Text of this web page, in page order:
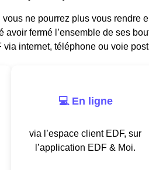
ne pourrez plus vous rendre
avoir fermé l’ensemble de ses
internet, téléphone ou voie
💻 En ligne
via l’espace client EDF, sur
l’application EDF & Moi.